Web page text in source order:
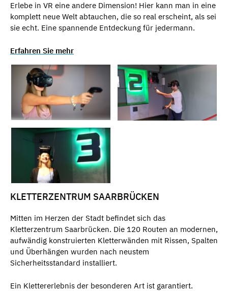
Erlebe in VR eine andere Dimension! Hier kann man in eine
komplett neue Welt abtauchen, die so real erscheint, als sei
sie echt. Eine spannende Entdeckung für jedermann.
Erfahren Sie mehr
KLETTERZENTRUM SAARBRÜCKEN
Mitten im Herzen der Stadt befindet sich das
Kletterzentrum Saarbrücken. Die 120 Routen an modernen,
aufwändig konstruierten Kletterwänden mit Rissen, Spalten
und Überhängen wurden nach neustem
Sicherheitsstandard installiert.
Ein Klettererlebnis der besonderen Art ist garantiert.